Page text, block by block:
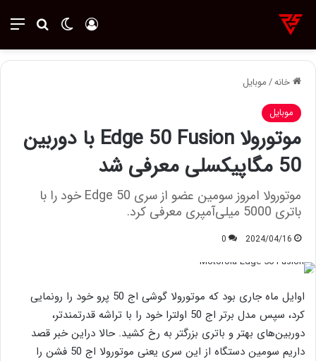
تغییر پوسته ورود
خانه/موبایل
موبایل
موتورولا Edge 50 Fusion با دوربین
50 مگاپیکسلی معرفی شد
موتورولا امروز سومین عضو از سری Edge 50 خود را با
باتری 5000 میلی‌آمپری معرفی کرد.
2024/04/16
0
اوایل ماه جاری بود که موتورولا گوشی اج 50 پرو خود را رونمایی
کرد، سپس مدل برتر اج 50 اولترا خود را با تراشه قدرتمندتر،
دوربین‌های بهتر و باتری بزرگتر به رخ کشید. حالا دراین خبر قصد
داریم سومین دستگاه از این سری یعنی موتورولا اج 50 فشن را